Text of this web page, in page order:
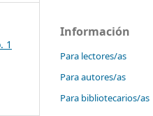
1
Información
Para lectores/as
Para autores/as
Para bibliotecarios/as